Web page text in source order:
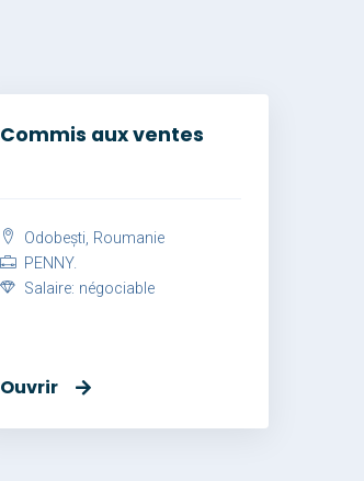
Commis aux ventes
Odobești, Roumanie
PENNY.
Salaire: négociable
Ouvrir